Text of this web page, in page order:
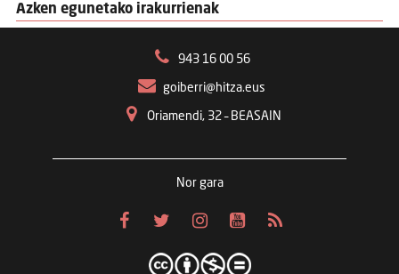
Azken egunetako irakurrienak
943 16 00 56
goiberri@hitza.eus
Oriamendi, 32 – BEASAIN
Nor gara